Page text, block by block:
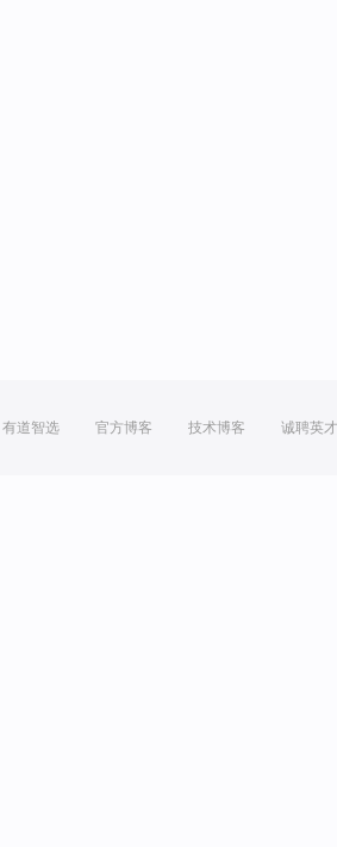
有道智选 官方博客 技术博客 诚聘英才